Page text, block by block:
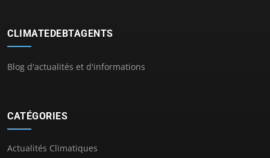
CLIMATEDEBTAGENTS
Blog d'actualités et d'informations
CATÉGORIES
Actualités Climatiques